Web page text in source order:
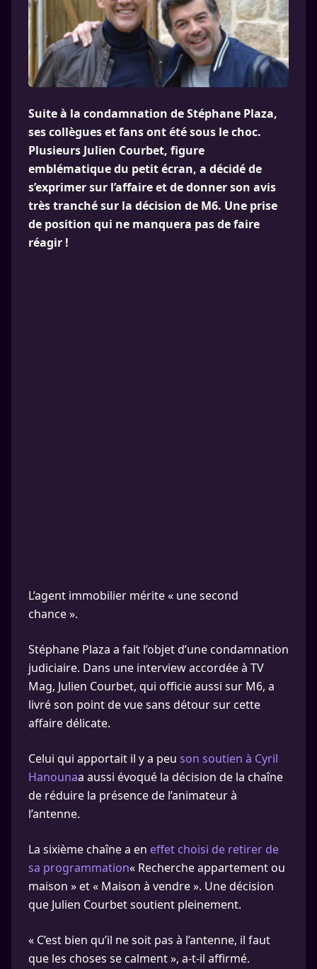
Suite à la condamnation de Stéphane Plaza,
ses collègues et fans ont été sous le choc.
Plusieurs Julien Courbet, figure
emblématique du petit écran, a décidé de
s’exprimer sur l’affaire et de donner son avis
très tranché sur la décision de M6. Une prise
de position qui ne manquera pas de faire
réagir !
L’agent immobilier mérite « une second
chance ».
Stéphane Plaza a fait l’objet d’une condamnation
judiciaire. Dans une interview accordée à TV
Mag, Julien Courbet, qui officie aussi sur M6, a
livré son point de vue sans détour sur cette
affaire délicate.
Celui qui apportait il y a peu son soutien à Cyril
Hanounaa aussi évoqué la décision de la chaîne
de réduire la présence de l’animateur à
l’antenne.
La sixième chaîne a en effet choisi de retirer de
sa programmation« Recherche appartement ou
maison » et « Maison à vendre ». Une décision
que Julien Courbet soutient pleinement.
« C’est bien qu’il ne soit pas à l’antenne, il faut
que les choses se calment », a-t-il affirmé.